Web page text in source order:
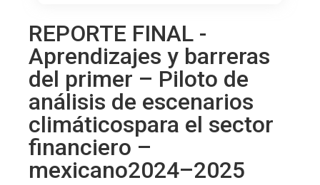
REPORTE FINAL -
Aprendizajes y barreras
del primer – Piloto de
análisis de escenarios
climáticospara el sector
financiero –
mexicano2024–2025